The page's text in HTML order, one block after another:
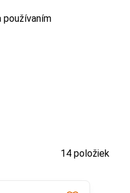
14 položiek